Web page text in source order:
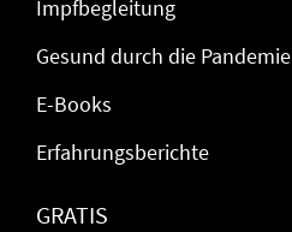
Impfbegleitung
Gesund durch die Pandemie
E-Books
Erfahrungsberichte
GRATIS